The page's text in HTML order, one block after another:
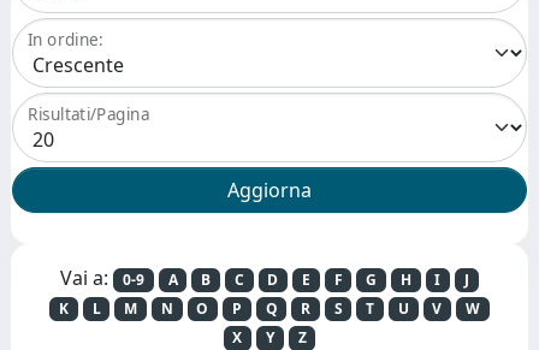
In ordine:
Risultati/Pagina
Vai a: 0-9 A B C D E F G H I
J
K
L M N O P Q R S T U V
W
X
Y Z